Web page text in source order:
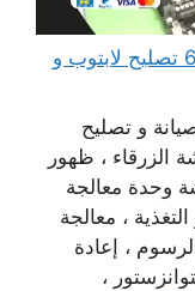
مهندس كمبيوتر النويصيب 65511033 تصليح لابتوب و
و تصليح
الزرقاء ، ظهور
وحدة معالجة
، معالجة
، إعادة
،